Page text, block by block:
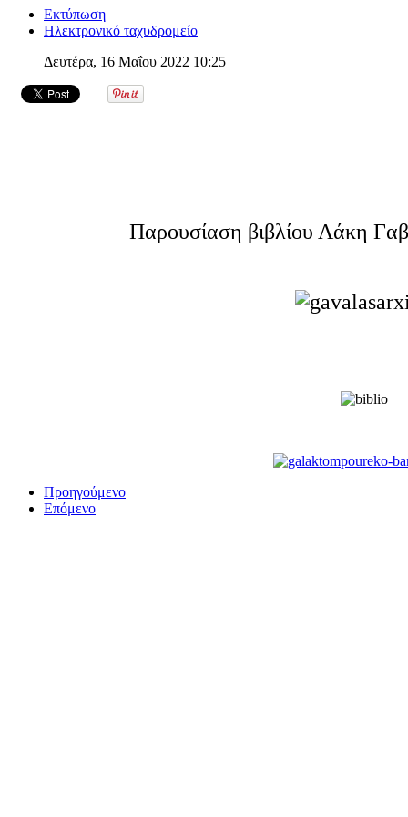
Εκτύπωση
Ηλεκτρονικό ταχυδρομείο
Δευτέρα, 16 Μαΐου 2022 10:25
Παρουσίαση βιβλίου Λάκη
Προηγούμενο
Επόμενο